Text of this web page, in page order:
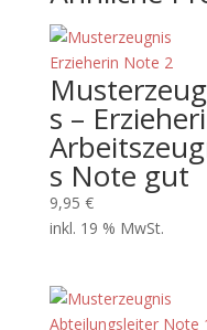
s –
s Note gut
9,95 €
inkl. 19 % MwSt.